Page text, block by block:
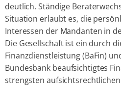
deutlich. Ständige
Situation erlaubt es, die
Interessen der Mandanten in
Die Gesellschaft ist ein durch
Finanzdienstleistung (BaFin)
Bundesbank beaufsichtigtes
strengsten aufsichtsrechtlichen